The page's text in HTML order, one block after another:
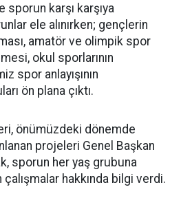
sporun karşı karşıya
ele alınırken; gençlerin
amatör ve olimpik spor
okul sporlarının
spor anlayışının
ön plana çıktı.
önümüzdeki dönemde
projeleri Genel Başkan
sporun her yaş grubuna
çalışmalar hakkında bilgi verdi.